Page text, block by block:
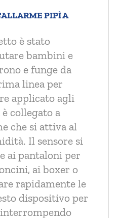
PIPÌ A
è stato
bambini e
e funge da
linea per
applicato agli
collegato a
che si attiva al
Il sensore si
ai pantaloni per
ai boxer o
rapidamente le
dispositivo per